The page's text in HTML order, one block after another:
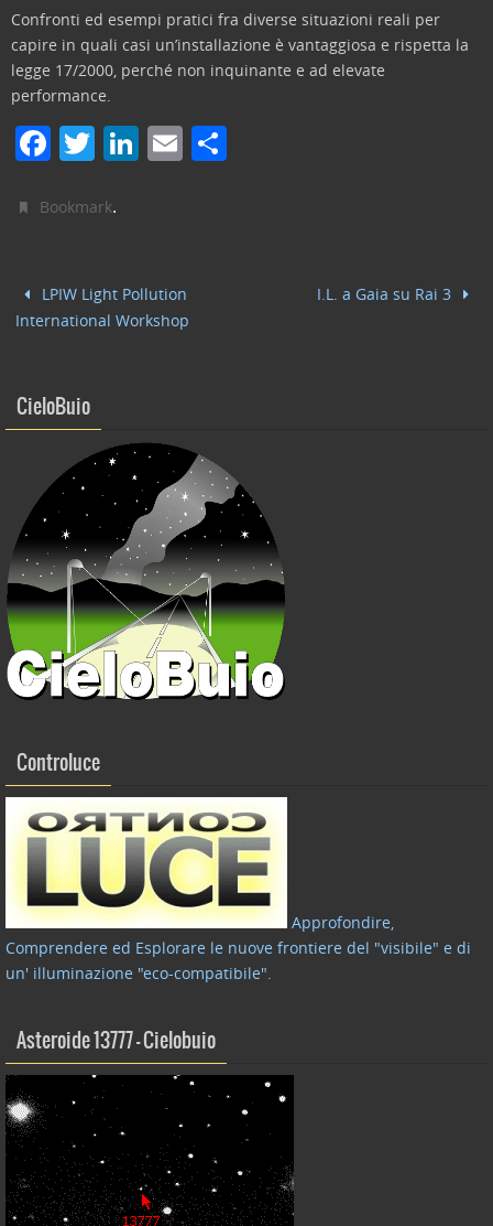
Confronti ed esempi pratici fra diverse situazioni reali per
capire in quali casi un’installazione è vantaggiosa e rispetta la
legge 17/2000, perché non inquinante e ad elevate
performance.
F
c
b
o
k
T
itt
Li
dI
n
E
Bookmark.
LPIW Light Pollution
International Workshop
I.L. a Gaia su Rai 3
CieloBuio
Controluce
Approfondire,
Comprendere ed Esplorare le nuove frontiere del "visibile" e di
un' illuminazione "eco-compatibile".
Asteroide 13777 – Cielobuio